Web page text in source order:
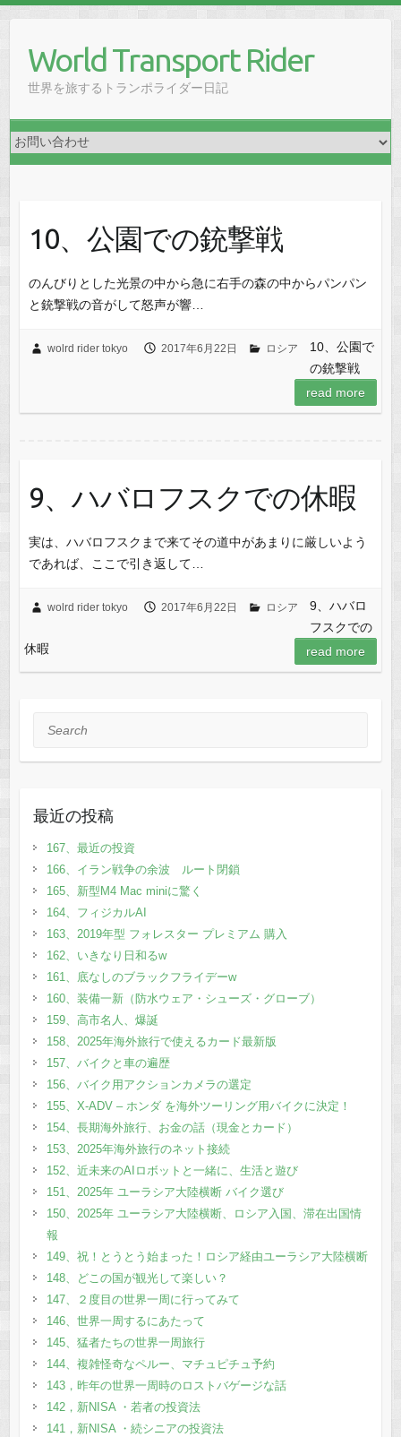
contentWorld Transport Rider
世界を旅するトランポライダー日記
10、公園での銃撃戦
のんびりとした光景の中から急に右手の森の中からパンパン
と銃撃戦の音がして怒声が響…
wolrd rider tokyo 2017年6月22日 ロシア
10、公園で
の銃撃戦
read more
9、ハバロフスクでの休暇
実は、ハバロフスクまで来てその道中があまりに厳しいよう
であれば、ここで引き返して…
wolrd rider tokyo 2017年6月22日 ロシア
9、ハバロ
フスクでの
休暇
read more
Search
最近の投稿
167、最近の投資
166、イラン戦争の余波 ルート閉鎖
165、新型M4 Mac miniに驚く
164、フィジカルAI
163、2019年型 フォレスター プレミアム 購入
162、いきなり日和るw
161、底なしのブラックフライデーw
160、装備一新（防水ウェア・シューズ・グローブ）
159、高市名人、爆誕
158、2025年海外旅行で使えるカード最新版
157、バイクと車の遍歴
156、バイク用アクションカメラの選定
155、X-ADV – ホンダ を海外ツーリング用バイクに決定！
154、長期海外旅行、お金の話（現金とカード）
153、2025年海外旅行のネット接続
152、近未来のAIロボットと一緒に、生活と遊び
151、2025年 ユーラシア大陸横断 バイク選び
150、2025年 ユーラシア大陸横断、ロシア入国、滞在出国情
報
149、祝！とうとう始まった！ロシア経由ユーラシア大陸横断
148、どこの国が観光して楽しい？
147、２度目の世界一周に行ってみて
146、世界一周するにあたって
145、猛者たちの世界一周旅行
144、複雑怪奇なペルー、マチュピチュ予約
143，昨年の世界一周時のロストバゲージな話
142，新NISA ・若者の投資法
141，新NISA ・続シニアの投資法